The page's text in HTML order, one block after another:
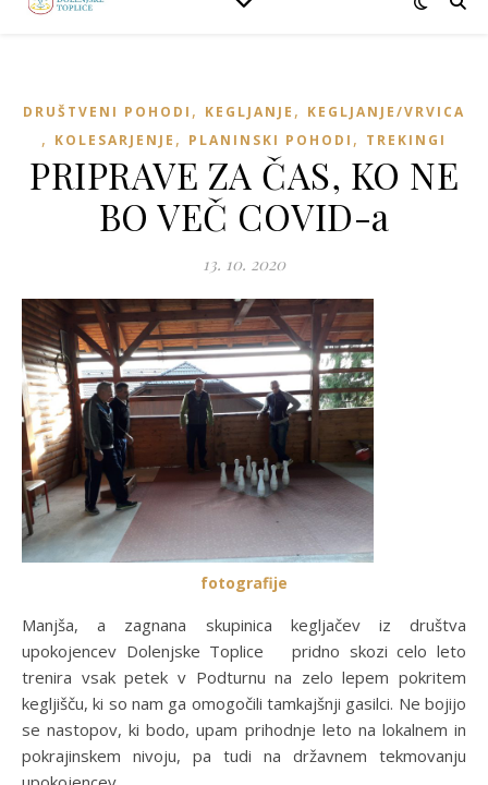
DRUŠTVENI POHODI , KEGLJANJE , KEGLJANJE/VRVICA
, KOLESARJENJE , PLANINSKI POHODI , TREKINGI
PRIPRAVE ZA ČAS, KO NE
BO VEČ COVID-a
13. 10. 2020
fotografije
Manjša, a zagnana skupinica kegljačev iz društva
upokojencev Dolenjske Toplice pridno skozi celo leto
trenira vsak petek v Podturnu na zelo lepem pokritem
kegljišču, ki so nam ga omogočili tamkajšnji gasilci. Ne bojijo
se nastopov, ki bodo, upam prihodnje leto na lokalnem in
pokrajinskem nivoju, pa tudi na državnem tekmovanju